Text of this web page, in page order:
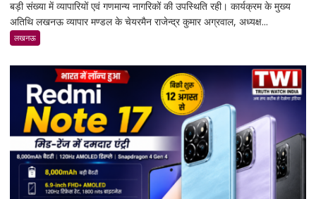
व्यापार
मण्डल
शपथ
बड़ी संख्या में व्यापारियों एवं गणमान्य नागरिकों की उपस्थिति रही। कार्यक्रम के मुख्य
अतिथि लखनऊ व्यापार मण्डल के चेयरमैन राजेन्द्र कुमार अग्रवाल, अध्यक्ष...
लखनऊ